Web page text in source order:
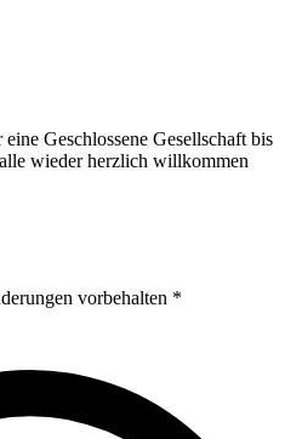
Geschlossene Gesellschaft bis
wieder herzlich willkommen
vorbehalten *